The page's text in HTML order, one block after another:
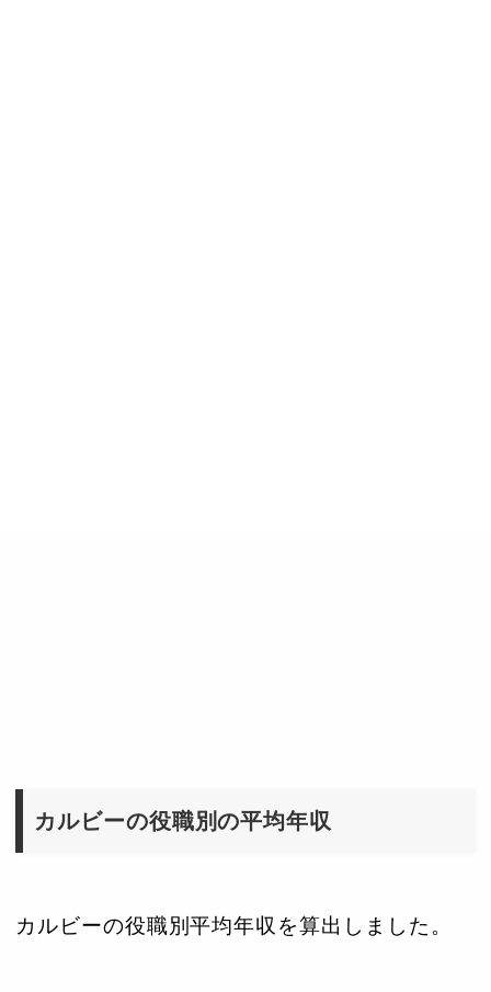
カルビーの役職別の平均年収
カルビーの役職別平均年収を算出しました。